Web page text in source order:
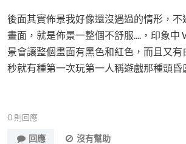
後面其實佈景我好像還沒遇過的情形，不
畫面，就是佈景一整個不舒服....，印象中
景會讓整個畫面有黑色和紅色，而且又
秒就有種第一次玩第一人稱遊戲那種頭昏
0 則回應
回應
沒有幫助